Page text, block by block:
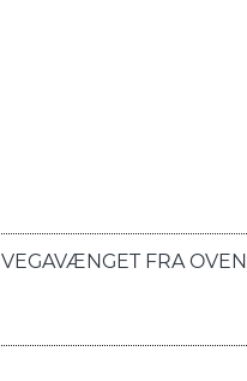
VEGAVÆNGET FRA OVEN